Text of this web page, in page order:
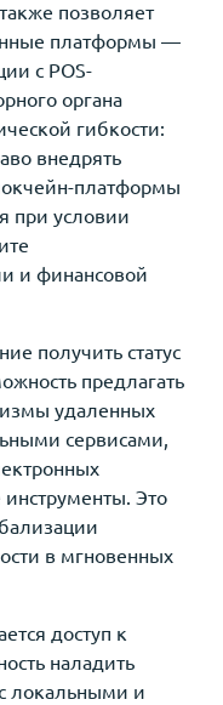
позволяет
платформы —
с POS-
органа
гибкости:
внедрять
платформы
при условии
и финансовой
получить статус
предлагать
удаленных
сервисами,
Это
в мгновенных
доступ к
наладить
локальными и